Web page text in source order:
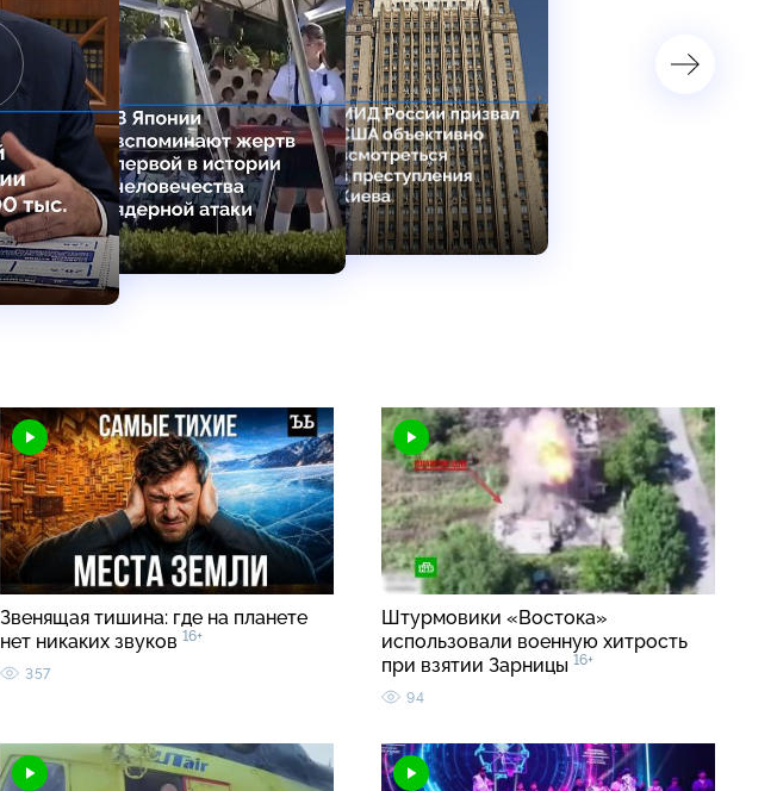
Звенящая тишина: где на планете
нет никаких звуков 16+
357
Штурмовики «Востока»
использовали военную хитрость
при взятии Зарницы 16+
94